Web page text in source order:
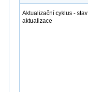
Aktualizační cyklus - stav
aktualizace